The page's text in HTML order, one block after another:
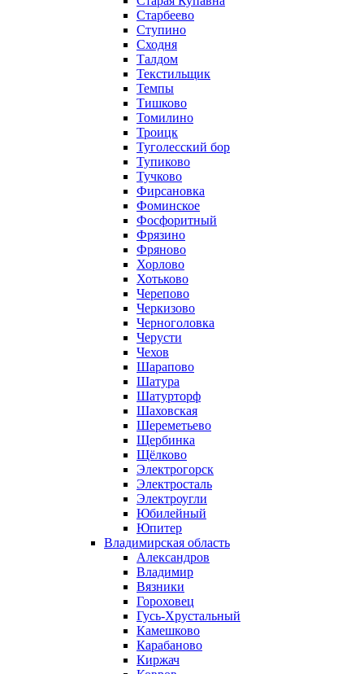
Старбеево
Ступино
Сходня
Талдом
Текстильщик
Темпы
Тишково
Томилино
Троицк
Туголесский бор
Тупиково
Тучково
Фирсановка
Фоминское
Фосфоритный
Фрязино
Фряново
Хорлово
Хотьково
Черепово
Черкизово
Черноголовка
Черусти
Чехов
Шарапово
Шатура
Шатурторф
Шаховская
Шереметьево
Щербинка
Щёлково
Электрогорск
Электросталь
Электроугли
Юбилейный
Юпитер
Владимирская область
Александров
Владимир
Вязники
Гороховец
Гусь-Хрустальный
Камешково
Карабаново
Киржач